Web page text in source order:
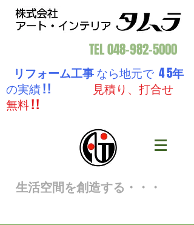
TEL048-982-5000
リフォーム工事なら地元で 4 5年
の実績 ! !
見積り、打合せ
無料 ! !
生活空間を創造する・・・